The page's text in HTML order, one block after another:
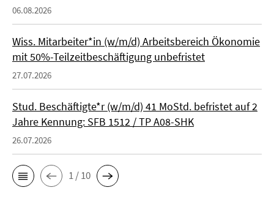
06.08.2026
Wiss. Mitarbeiter*in (w/m/d) Arbeitsbereich Ökonomie
mit 50%-Teilzeitbeschäftigung unbefristet
27.07.2026
Stud. Beschäftigte*r (w/m/d) 41 MoStd. befristet auf 2
Jahre Kennung: SFB 1512 / TP A08-SHK
26.07.2026
1 / 10